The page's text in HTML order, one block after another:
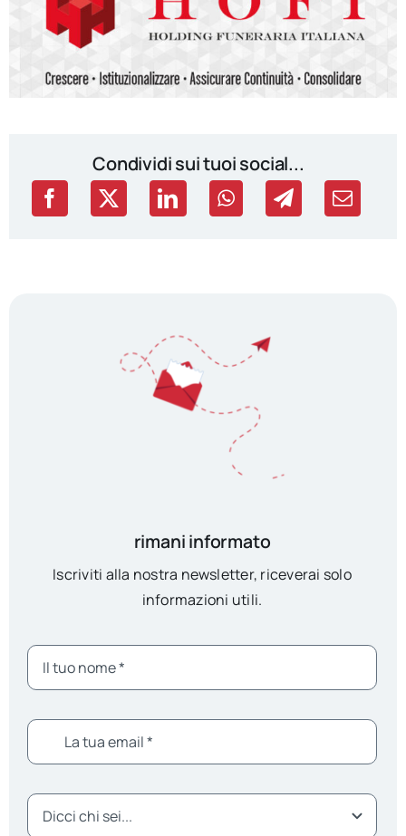
Condividi sui tuoi social...
rimani informato
Iscriviti alla nostra newsletter, riceverai solo
informazioni utili.